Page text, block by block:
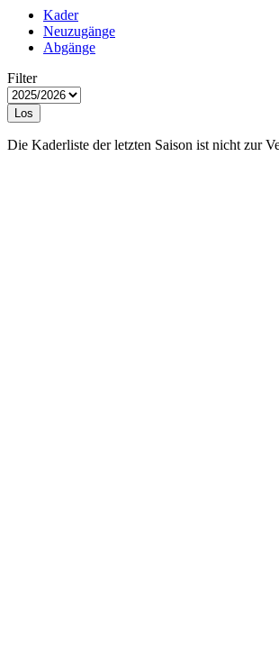
Kader
Neuzugänge
Abgänge
Filter
Los
Die Kaderliste der letzten Saison ist nicht zur